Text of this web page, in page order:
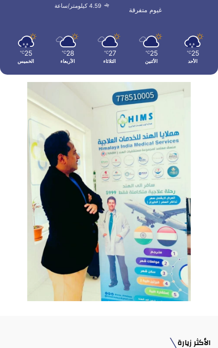
غيوم متفرقة
4.59 كيلومتر/ساعة
25
℃
الأحد
25
℃
الأثنين
27
℃
الثلاثاء
28
℃
الأربعاء
25
℃
الخميس
الأكثر زيارة